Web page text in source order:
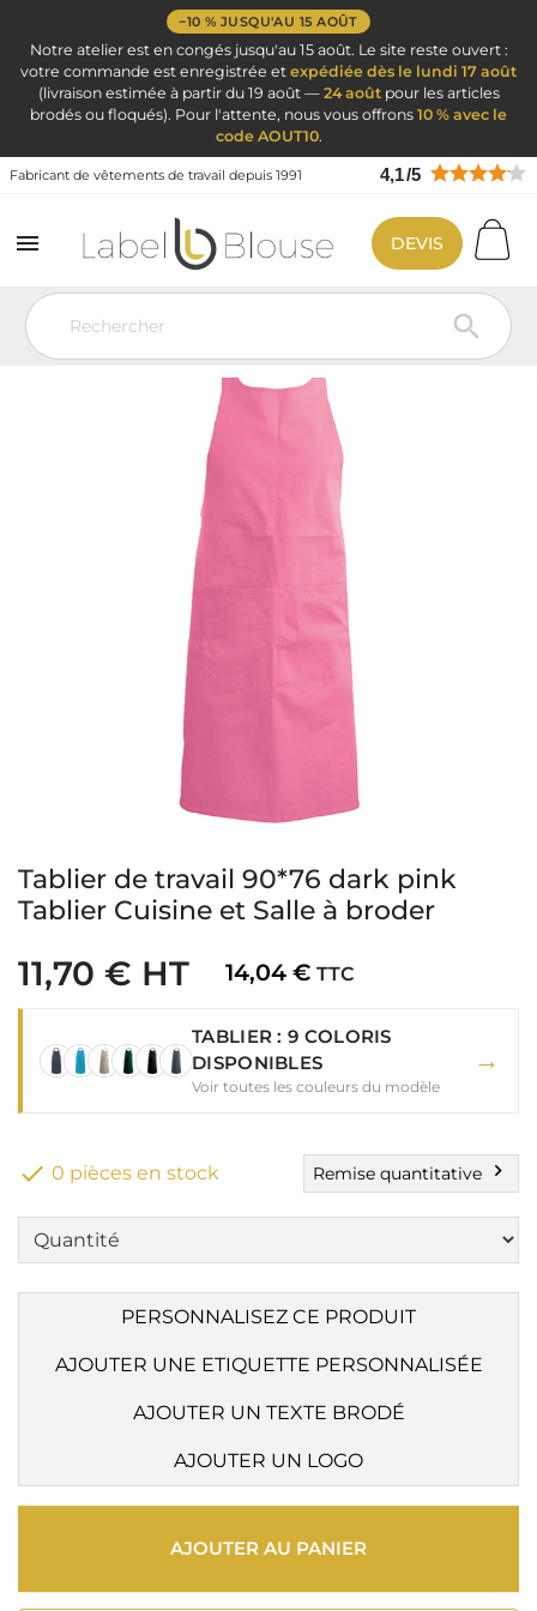
−10 % JUSQU'AU 15 AOÛT
Notre atelier est en congés jusqu'au 15 août. Le site reste ouvert :
votre commande est enregistrée et expédiée dès le lundi 17 août
(livraison estimée à partir du 19 août — 24 aoûtpour les articles
brodés ou floqués). Pour l'attente, nous vous offrons 10 % avec le
code AOUT10.
Fabricant de vêtements de travail depuis 1991 4,1/5


DEVIS
Vêtement de travail Vêtements de cuisine
Tablier de cuisine
Tablier de travail 90*76 dark pink
Tablier Cuisine et Salle à broder
11,70 € HT 14,04 € TTC
TABLIER : 9 COLORIS
DISPONIBLES
Voir toutes les couleurs du modèle
→
 0 pièces en stock Remise quantitative chevron_right
PERSONNALISEZ CE PRODUIT
AJOUTER UNE ETIQUETTE PERSONNALISÉE
AJOUTER UN TEXTE BRODÉ
AJOUTER UN LOGO
AJOUTER AU PANIER